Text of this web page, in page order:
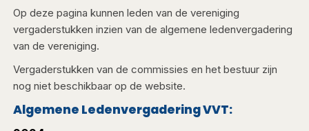
Op deze pagina kunnen leden van de vereniging
vergaderstukken inzien van de algemene ledenvergadering
van de vereniging.
Vergaderstukken van de commissies en het bestuur zijn
nog niet beschikbaar op de website.
Algemene Ledenvergadering VVT: